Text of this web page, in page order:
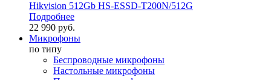
Hikvision 512Gb HS-ESSD-T200N/512G
Подробнее
22 990 руб.
Микрофоны
по типу
Беспроводные микрофоны
Настольные микрофоны